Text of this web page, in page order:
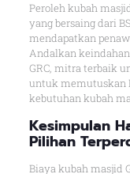
Peroleh kubah
yang bersaing dari
mendapatkan
Andalkan
GRC, mitra terbaik
untuk memutuskan
kebutuhan kubah
Kesimpulan
Pilihan
Biaya kubah masjid